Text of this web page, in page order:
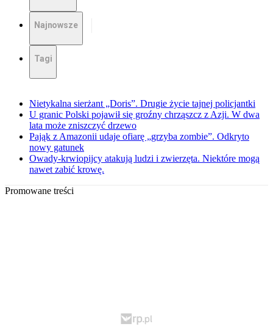
Najnowsze
Tagi
Nietykalna sierżant „Doris”. Drugie życie tajnej policjantki
U granic Polski pojawił się groźny chrząszcz z Azji. W dwa
lata może zniszczyć drzewo
Pająk z Amazonii udaje ofiarę „grzyba zombie”. Odkryto
nowy gatunek
Owady-krwiopijcy atakują ludzi i zwierzęta. Niektóre mogą
nawet zabić krowę.
Promowane treści